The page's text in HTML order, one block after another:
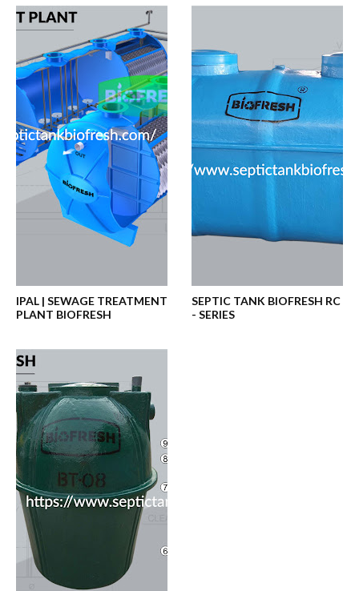
IPAL | SEWAGE TREATMENT
PLANT BIOFRESH
SEPTIC TANK BIOFRESH RC
- SERIES